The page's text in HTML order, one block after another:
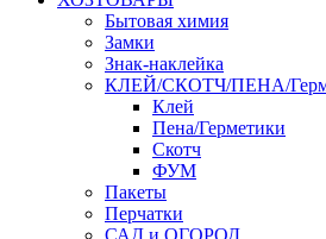
Бытовая химия
Замки
Знак-наклейка
КЛЕЙ/СКОТЧ/ПЕНА/
Клей
Пена/Герметики
Скотч
ФУМ
Пакеты
Перчатки
САД и ОГОРОД